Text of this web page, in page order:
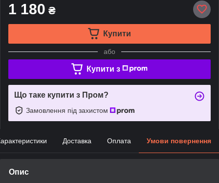
1 180 ₴
Купити
або
Купити з
Що таке купити з Пром?
Замовлення під захистом
Доставка Оплата Умови повернення
Опис